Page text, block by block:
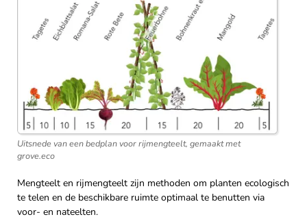
Uitsnede van een bedplan voor rijmengteelt, gemaakt met
grove.eco
Mengteelt en rijmengteelt zijn methoden om planten ecologisch
te telen en de beschikbare ruimte optimaal te benutten via
voor- en nateelten.